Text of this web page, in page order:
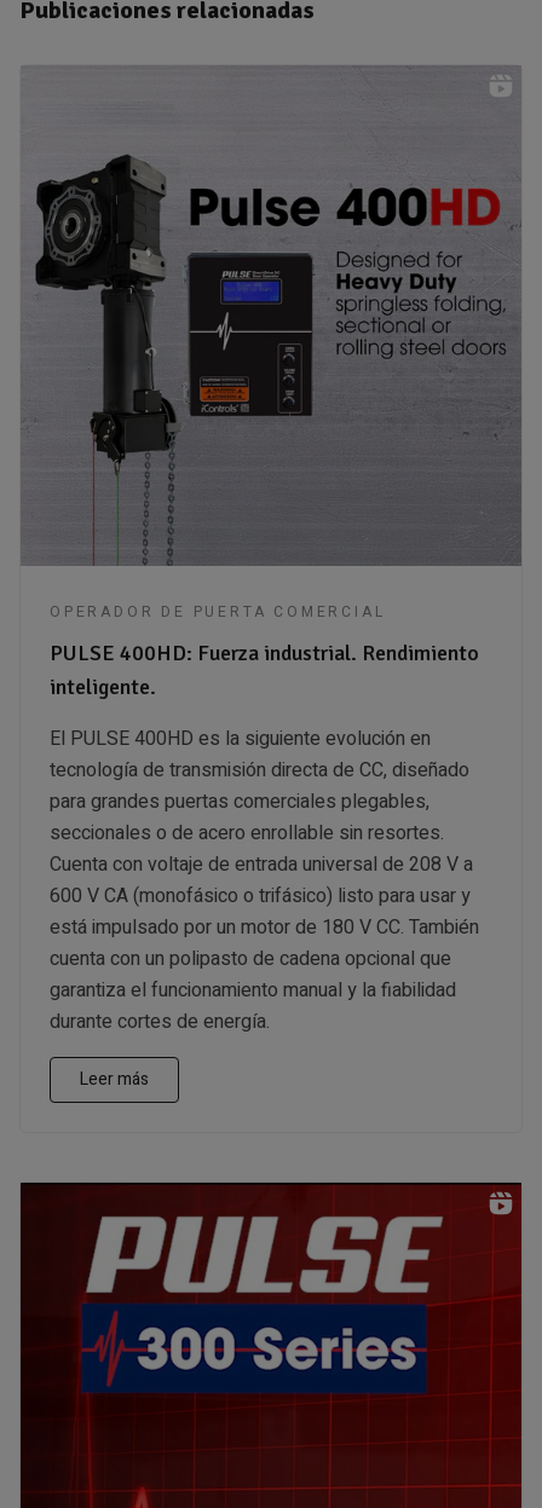
Publicaciones relacionadas
OPERADOR DE PUERTA COMERCIAL
PULSE 400HD: Fuerza industrial. Rendimiento
inteligente.
El PULSE 400HD es la siguiente evolución en
tecnología de transmisión directa de CC, diseñado
para grandes puertas comerciales plegables,
seccionales o de acero enrollable sin resortes.
Cuenta con voltaje de entrada universal de 208 V a
600 V CA (monofásico o trifásico) listo para usar y
está impulsado por un motor de 180 V CC. También
cuenta con un polipasto de cadena opcional que
garantiza el funcionamiento manual y la fiabilidad
durante cortes de energía.
Leer más